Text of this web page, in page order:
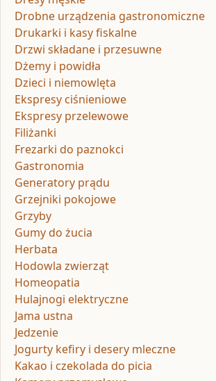
Drobne urządzenia gastronomiczne
Drukarki i kasy fiskalne
Drzwi składane i przesuwne
Dżemy i powidła
Dzieci i niemowlęta
Ekspresy ciśnieniowe
Ekspresy przelewowe
Filiżanki
Frezarki do paznokci
Gastronomia
Generatory prądu
Grzejniki pokojowe
Grzyby
Gumy do żucia
Herbata
Hodowla zwierząt
Homeopatia
Hulajnogi elektryczne
Jama ustna
Jedzenie
Jogurty kefiry i desery mleczne
Kakao i czekolada do picia